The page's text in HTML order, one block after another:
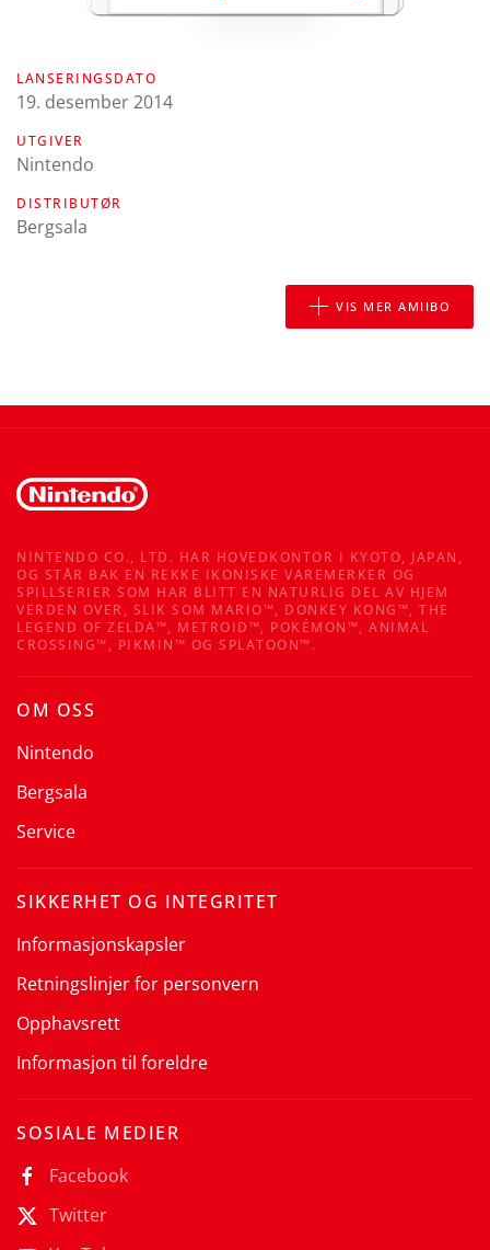
LANSERINGSDATO
19. desember 2014
UTGIVER
Nintendo
DISTRIBUTØR
Bergsala
VIS MER AMIIBO
NINTENDO CO., LTD. HAR HOVEDKONTOR I KYOTO, JAPAN,
OG STÅR BAK EN REKKE IKONISKE VAREMERKER OG
SPILLSERIER SOM HAR BLITT EN NATURLIG DEL AV HJEM
VERDEN OVER, SLIK SOM MARIO™, DONKEY KONG™, THE
LEGEND OF ZELDA™, METROID™, POKÉMON™, ANIMAL
CROSSING™, PIKMIN™ OG SPLATOON™.
OM OSS
Nintendo
Bergsala
Service
SIKKERHET OG INTEGRITET
Informasjonskapsler
Retningslinjer for personvern
Opphavsrett
Informasjon til foreldre
SOSIALE MEDIER
Facebook
Twitter